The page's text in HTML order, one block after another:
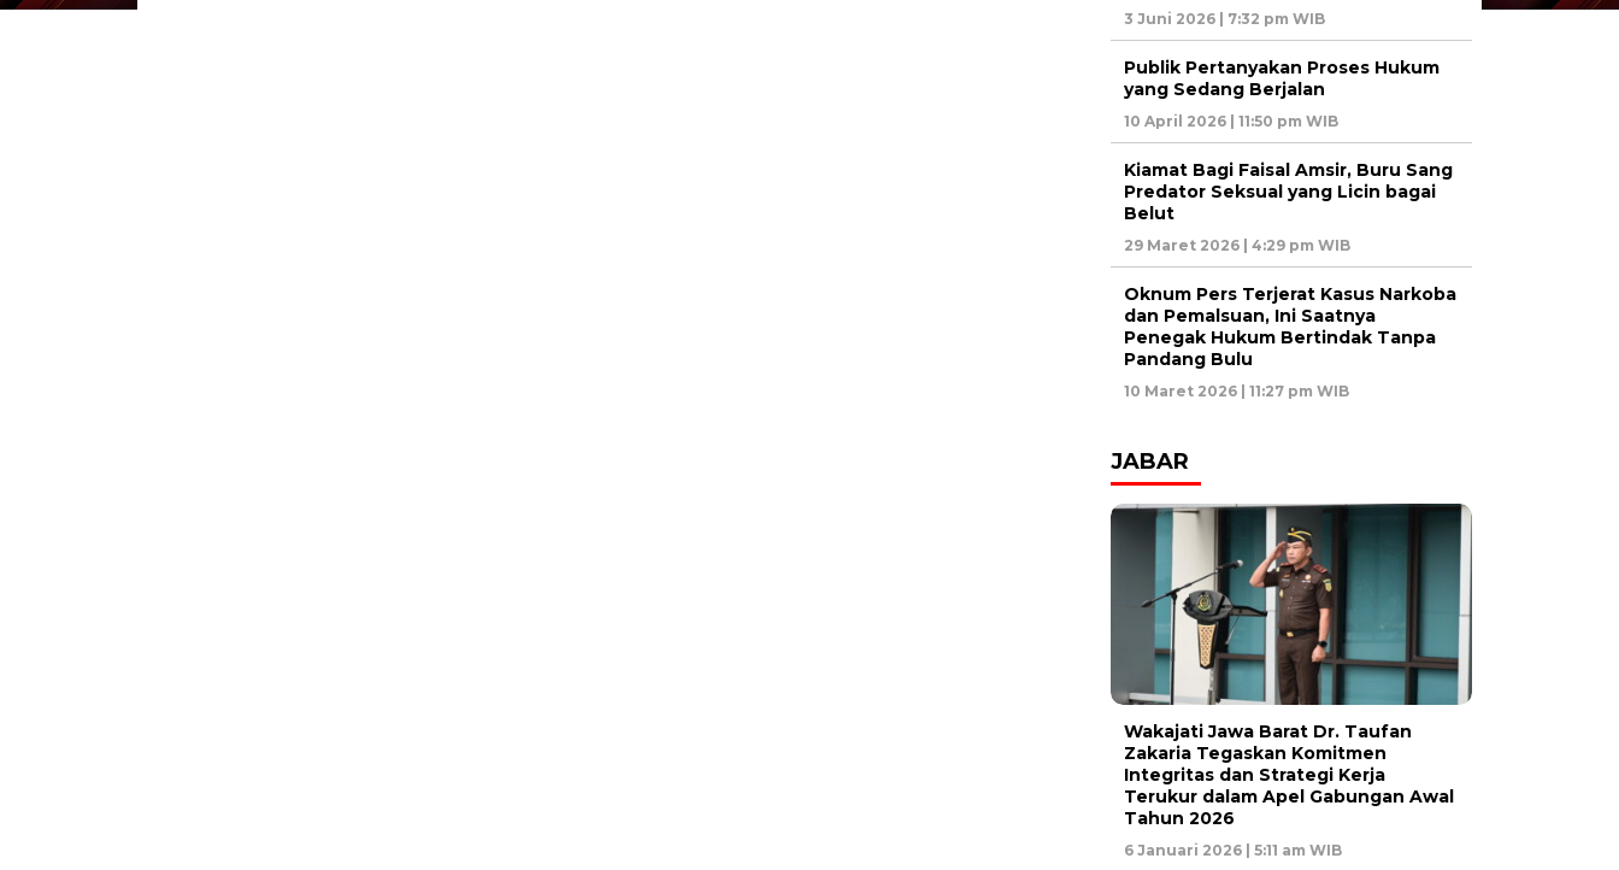
3 Juni 2026 | 7:32 pm WIB
Publik Pertanyakan Proses Hukum
yang Sedang Berjalan
10 April 2026 | 11:50 pm WIB
Kiamat Bagi Faisal Amsir, Buru Sang
Predator Seksual yang Licin bagai
Belut
29 Maret 2026 | 4:29 pm WIB
Oknum Pers Terjerat Kasus Narkoba
dan Pemalsuan, Ini Saatnya
Penegak Hukum Bertindak Tanpa
Pandang Bulu
10 Maret 2026 | 11:27 pm WIB
JABAR
Wakajati Jawa Barat Dr. Taufan
Zakaria Tegaskan Komitmen
Integritas dan Strategi Kerja
Terukur dalam Apel Gabungan Awal
Tahun 2026
6 Januari 2026 | 5:11 am WIB